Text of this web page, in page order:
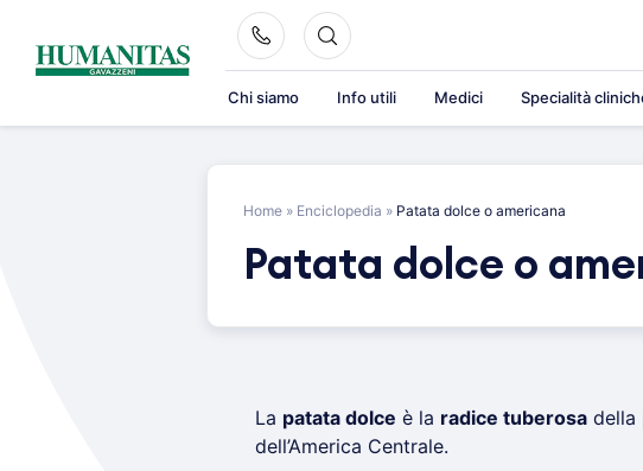
content
Chi siamo Info utili Medici Specialità
Home » Enciclopedia » Patata dolce o americana
Patata dolce o
La patata dolce è la radice tuberosadella
dell’America Centrale.